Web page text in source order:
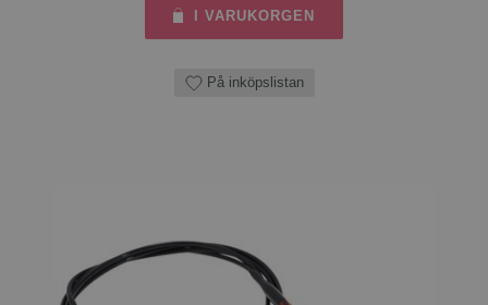
I VARUKORGEN
På inköpslistan